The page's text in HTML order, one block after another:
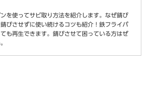
を使ってサビ取り方法を紹介します。なぜ錆び
びさせずに使い続けるコツも紹介！鉄フライパ
も再生できます。錆びさせて困っている方はぜ